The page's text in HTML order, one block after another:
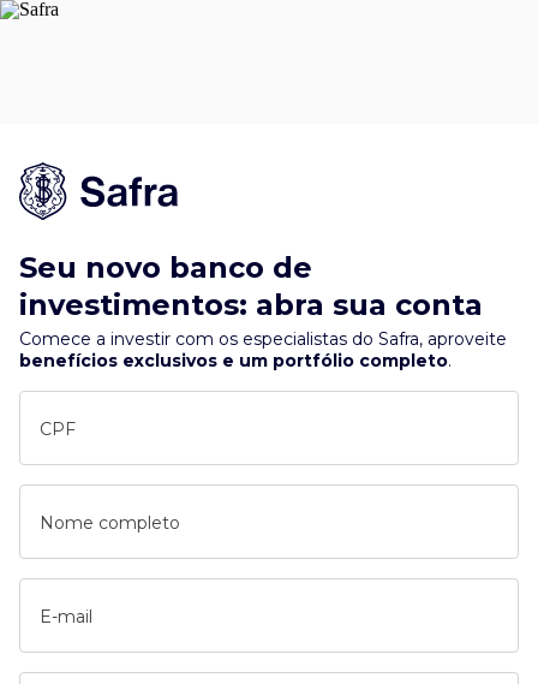
Seu novo banco de
investimentos: abra sua conta
Comece a investir com os especialistas do Safra, aproveite
benefícios exclusivos e um portfólio completo.
CPF
Nome completo
E-mail